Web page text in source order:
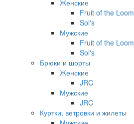
Женские
Fruit of the Loom
Sol's
Мужские
Fruit of the Loom
Sol's
Брюки и шорты
Женские
JRC
Мужские
JRC
Куртки, ветровки и жилеты